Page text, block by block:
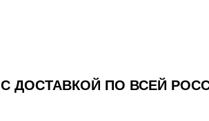
ДОСТАВКОЙ ПО ВСЕЙ